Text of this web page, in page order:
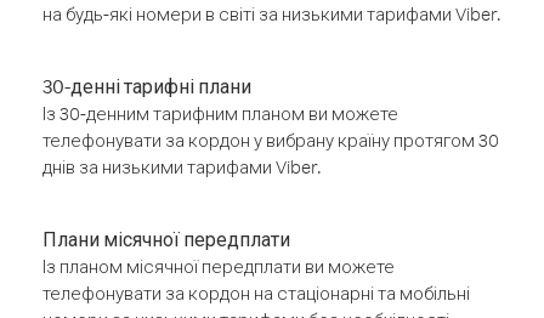
на будь-які номери в світі за низькими тарифами Viber.
30-денні тарифні плани
Із 30-денним тарифним планом ви можете
телефонувати за кордон у вибрану країну протягом 30
днів за низькими тарифами Viber.
Плани місячної передплати
Із планом місячної передплати ви можете
телефонувати за кордон на стаціонарні та мобільні